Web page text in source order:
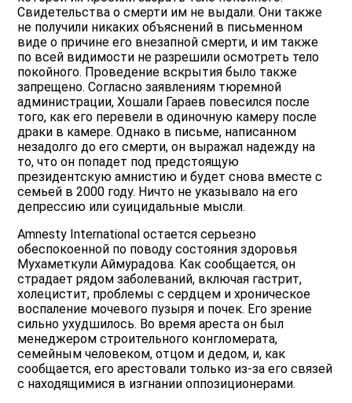
Свидетельства о смерти им не выдали. Они также
не получили никаких объяснений в письменном
виде о причине его внезапной смерти, и им также
по всей видимости не разрешили осмотреть тело
покойного. Проведение вскрытия было также
запрещено. Согласно заявлениям тюремной
администрации, Хошали Гараев повесился после
того, как его перевели в одиночную камеру после
драки в камере. Однако в письме, написанном
незадолго до его смерти, он выражал надежду на
то, что он попадет под предстоящую
президентскую амнистию и будет снова вместе с
семьей в 2000 году. Ничто не указывало на его
депрессию или суицидальные мысли.
Amnesty International остается серьезно
обеспокоенной по поводу состояния здоровья
Мухаметкули Аймурадова. Как сообщается, он
страдает рядом заболеваний, включая гастрит,
холецистит, проблемы с сердцем и хроническое
воспаление мочевого пузыря и почек. Его зрение
сильно ухудшилось. Во время ареста он был
менеджером строительного конгломерата,
семейным человеком, отцом и дедом, и, как
сообщается, его арестовали только из-за его связей
с находящимися в изгнании оппозиционерами.